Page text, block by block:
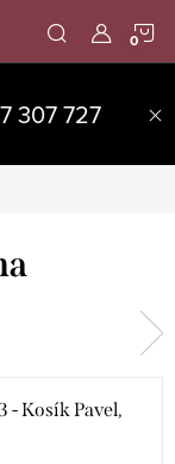
307 727
- Kosík Pavel,